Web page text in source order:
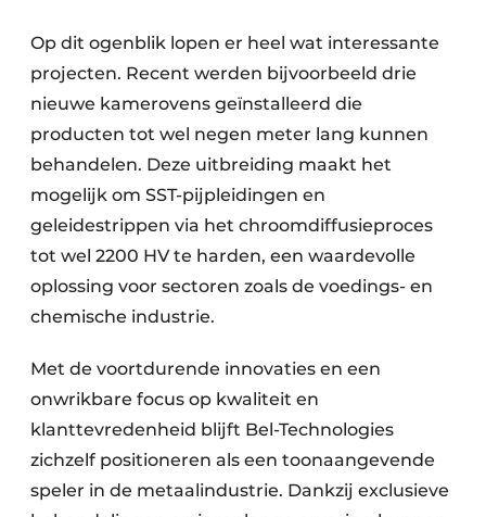
Op dit ogenblik lopen er heel wat interessante
projecten. Recent werden bijvoorbeeld drie
nieuwe kamerovens geïnstalleerd die
producten tot wel negen meter lang kunnen
behandelen. Deze uitbreiding maakt het
mogelijk om SST-pijpleidingen en
geleidestrippen via het chroomdiffusieproces
tot wel 2200 HV te harden, een waardevolle
oplossing voor sectoren zoals de voedings- en
chemische industrie.
Met de voortdurende innovaties en een
onwrikbare focus op kwaliteit en
klanttevredenheid blijft Bel-Technologies
zichzelf positioneren als een toonaangevende
speler in de metaalindustrie. Dankzij exclusieve